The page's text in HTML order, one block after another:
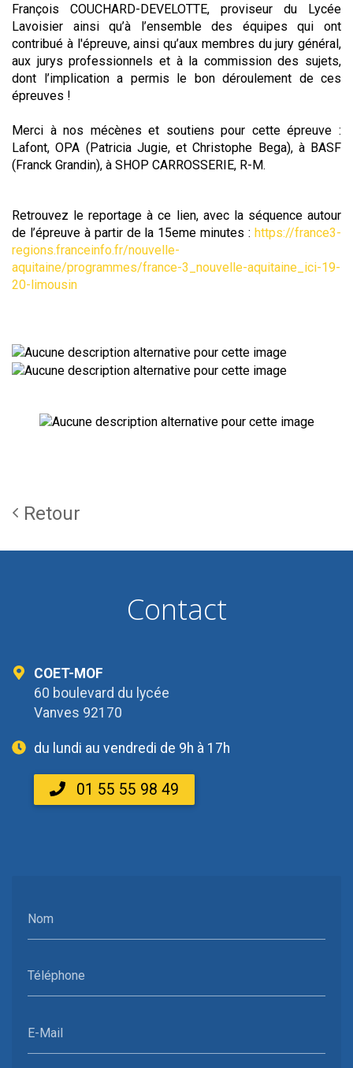
François COUCHARD-DEVELOTTE, proviseur du Lycée
Lavoisier ainsi qu’à l’ensemble des équipes qui ont
contribué à l'épreuve, ainsi qu’aux membres du jury général,
aux jurys professionnels et à la commission des sujets,
dont l’implication a permis le bon déroulement de ces
épreuves !
Merci à nos mécènes et soutiens pour cette épreuve :
Lafont, OPA (Patricia Jugie, et Christophe Bega), à BASF
(Franck Grandin), à SHOP CARROSSERIE, R-M.
Retrouvez le reportage à ce lien, avec la séquence autour
de l’épreuve à partir de la 15eme minutes : https://france3-
regions.franceinfo.fr/nouvelle-
aquitaine/programmes/france-3_nouvelle-aquitaine_ici-19-
20-limousin
Retour
Contact
COET-MOF
60 boulevard du lycée
Vanves 92170
du lundi au vendredi de 9h à 17h
01 55 55 98 49
Nom
Téléphone
E-Mail